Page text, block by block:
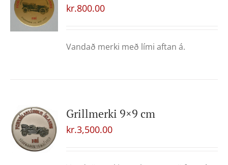
kr.800.00
Vandað merki með lími aftan á.
Grillmerki 9×9 cm
kr.3,500.00